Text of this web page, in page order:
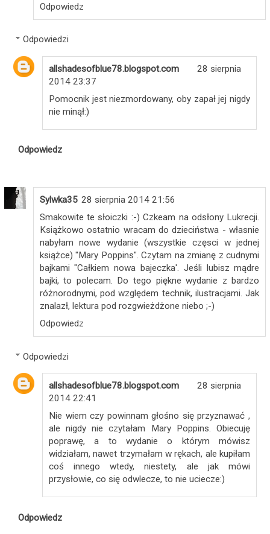
Odpowiedz
Odpowiedzi
allshadesofblue78.blogspot.com
28 sierpnia
2014 23:37
Pomocnik jest niezmordowany, oby zapał jej nigdy
nie minął:)
Odpowiedz
Sylwka35 28 sierpnia 2014 21:56
Smakowite te słoiczki :-) Czkeam na odsłony Lukrecji.
Książkowo ostatnio wracam do dzieciństwa - własnie
nabyłam nowe wydanie (wszystkie częsci w jednej
książce) "Mary Poppins". Czytam na zmianę z cudnymi
bajkami "Całkiem nowa bajeczka'. Jeśli lubisz mądre
bajki, to polecam. Do tego piękne wydanie z bardzo
różnorodnymi, pod względem technik, ilustracjami. Jak
znalazł, lektura pod rozgwieżdżone niebo ;-)
Odpowiedz
Odpowiedzi
allshadesofblue78.blogspot.com
28 sierpnia
2014 22:41
Nie wiem czy powinnam głośno się przyznawać ,
ale nigdy nie czytałam Mary Poppins. Obiecuję
poprawę, a to wydanie o którym mówisz
widziałam, nawet trzymałam w rękach, ale kupiłam
coś innego wtedy, niestety, ale jak mówi
przysłowie, co się odwlecze, to nie uciecze:)
Odpowiedz